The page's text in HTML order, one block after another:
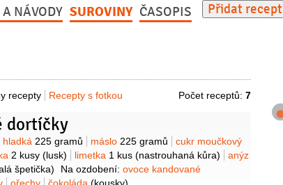
A NÁVODY SUROVINY ČASOPIS Přidat recept
recepty Recepty s fotkou Počet receptů: 7
dortíčky
hladká 225 gramů máslo 225 gramů
cukr moučkový
2 kusy (lusk) limetka 1 kus (nastrouhaná kůra)
anýz
špetička)
Na ozdobení: ovoce kandované
ořechy čokoláda (kousky)